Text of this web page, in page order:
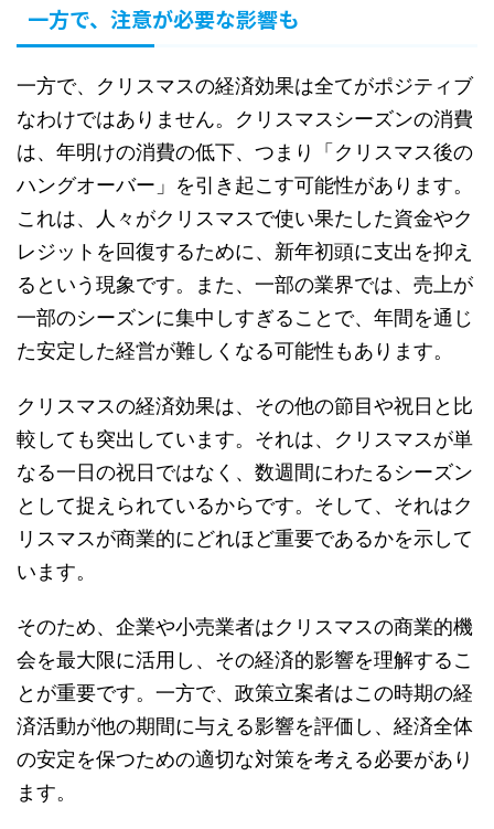
一方で、注意が必要な影響も
一方で、クリスマスの経済効果は全てがポジティブ
なわけではありません。クリスマスシーズンの消費
は、年明けの消費の低下、つまり「クリスマス後の
ハングオーバー」を引き起こす可能性があります。
これは、人々がクリスマスで使い果たした資金やク
レジットを回復するために、新年初頭に支出を抑え
るという現象です。また、一部の業界では、売上が
一部のシーズンに集中しすぎることで、年間を通じ
た安定した経営が難しくなる可能性もあります。
クリスマスの経済効果は、その他の節目や祝日と比
較しても突出しています。それは、クリスマスが単
なる一日の祝日ではなく、数週間にわたるシーズン
として捉えられているからです。そして、それはク
リスマスが商業的にどれほど重要であるかを示して
います。
そのため、企業や小売業者はクリスマスの商業的機
会を最大限に活用し、その経済的影響を理解するこ
とが重要です。一方で、政策立案者はこの時期の経
済活動が他の期間に与える影響を評価し、経済全体
の安定を保つための適切な対策を考える必要があり
ます。